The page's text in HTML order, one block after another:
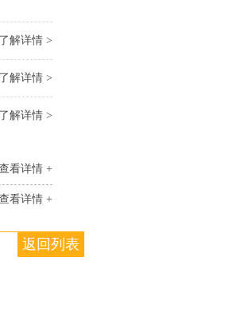
了解详情 >
了解详情 >
了解详情 >
看详情 +
看详情 +
返回列表